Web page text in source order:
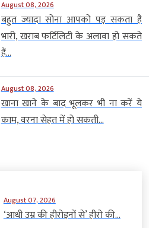
August 08, 2026
बहुत ज्यादा सोना आपको पड़ सकता है
भारी, खराब फर्टिलिटी के अलावा हो सकते
हैं...
August 08, 2026
खाना खाने के बाद भूलकर भी ना करें ये
काम, वरना सेहत में हो सकती...
August 07, 2026
‘आधी उम्र की हीरोइनों से’ हीरो की...